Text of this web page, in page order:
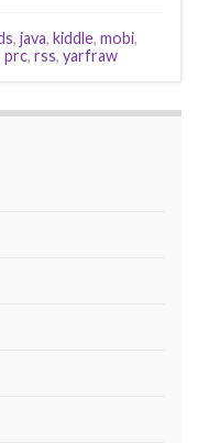
, java, kiddle, mobi,
prc, rss, yarfraw